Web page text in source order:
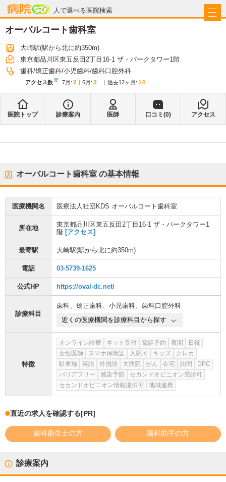
人で選べる医院検索
病院なび
オーバルコート歯科室
大崎駅(駅から北に約350m)
東京都品川区東五反田2丁目16-1 ザ・パークタワー1階
歯科 矯正歯科 小児歯科 歯科口腔外科
アクセス数※ 7月 : 2 6月 : 3 過去12ヶ月: 14
医院トップ 診療案内 医師 口コミ(0) アクセス
オーバルコート歯科室 の基本情報
医療機関名 医療法人社団KDS オーバルコート歯科室
所在地
東京都品川区東五反田2丁目16-1 ザ・パークタワー1
階 [アクセス]
最寄駅 大崎駅(駅から北に約350m)
電話 03-5739-1625
公式HP https://oval-dc.net/
診療科目
歯科、 矯正歯科、 小児歯科、 歯科口腔外科
近くの医療機関を診療科目から探す
特徴
オンライン診療 ネット受付 電話予約 夜間
日祝
女性医師
スマホ保険証 入院可 キッズ
クレカ
駐車場
英語 外国語 大病院 がん 在宅 訪問
DPC
バリアフリー
感染予防
セカンドオピニオン受診可
セカンドオピニオン情報提供可
地域連携
直近の求人を確認する[PR]
歯科衛生士の方 歯科助手の方
診療案内